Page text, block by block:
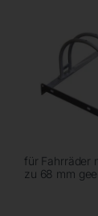
für Fahrräder
zu 68 mm